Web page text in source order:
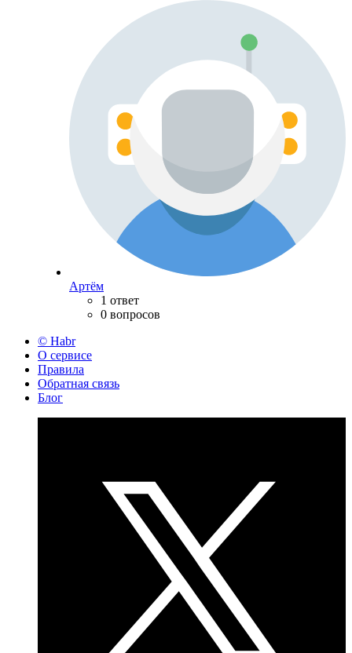
Артём
1 ответ
0 вопросов
© Habr
О сервисе
Правила
Обратная связь
Блог